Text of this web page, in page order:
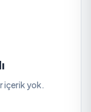
içerik yok.